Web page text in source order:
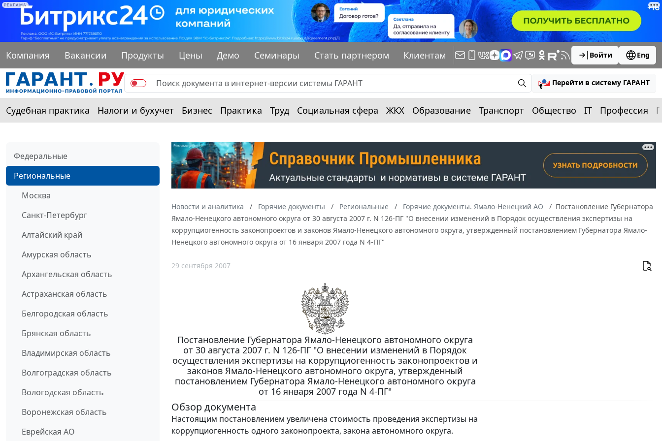
РЕКЛАМА
Компания Вакансии Продукты Цены Демо Семинары Стать партнером Клиентам Войти Eng
Перейти в систему ГАРАНТ
Судебная практика Налоги и бухучет Бизнес Практика Труд Социальная сфера ЖКХ Образование Транспорт Общество IT Профессия
Федеральные
Региональные
Москва
Санкт-Петербург
Алтайский край
Амурская область
Архангельская область
Астраханская область
Белгородская область
Брянская область
Владимирская область
Волгоградская область
Вологодская область
Воронежская область
Еврейская АО
Новости и аналитика Горячие документы Региональные Горячие документы. Ямало-Ненецкий АО
Постановление Губернатора
Ямало-Ненецкого автономного округа от 30 августа 2007 г. N 126-ПГ "О внесении изменений в Порядок осуществления экспертизы на
коррупциогенность законопроектов и законов Ямало-Ненецкого автономного округа, утвержденный постановлением Губернатора Ямало-
Ненецкого автономного округа от 16 января 2007 года N 4-ПГ"
29 сентября 2007
Постановление Губернатора Ямало-Ненецкого автономного округа
от 30 августа 2007 г. N 126-ПГ "О внесении изменений в Порядок
осуществления экспертизы на коррупциогенность законопроектов и
законов Ямало-Ненецкого автономного округа, утвержденный
постановлением Губернатора Ямало-Ненецкого автономного округа
от 16 января 2007 года N 4-ПГ"
Обзор документа
Настоящим постановлением увеличена стоимость проведения экспертизы на
коррупциогенность одного законопроекта, закона автономного округа.